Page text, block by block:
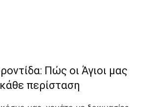
Πώς οι Άγιοι μας
περίσταση